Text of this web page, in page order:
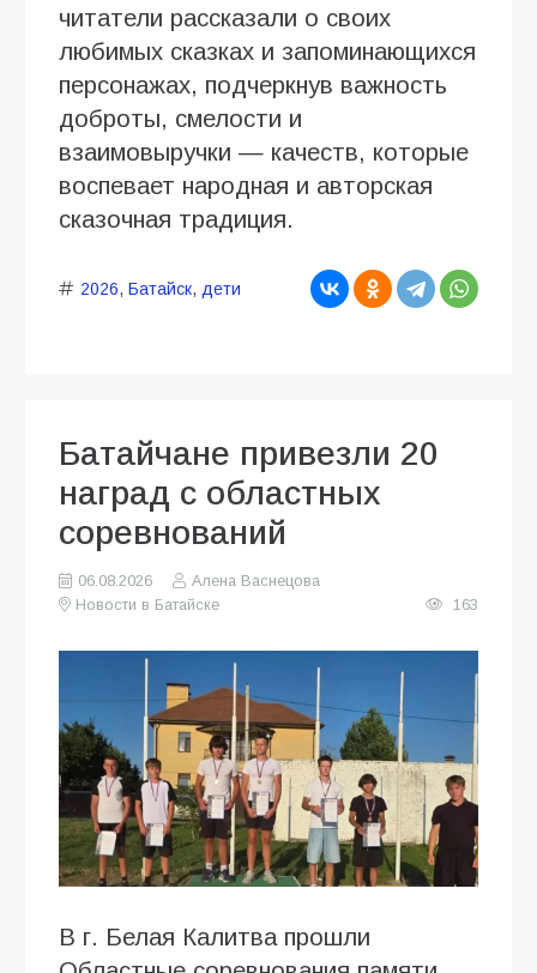
читатели рассказали о своих
любимых сказках и запоминающихся
персонажах, подчеркнув важность
доброты, смелости и
взаимовыручки — качеств, которые
воспевает народная и авторская
сказочная традиция.
2026, Батайск, дети
Батайчане привезли 20
наград с областных
соревнований
06.08.2026
Алена Васнецова
Новости в Батайске
163
В г. Белая Калитва прошли